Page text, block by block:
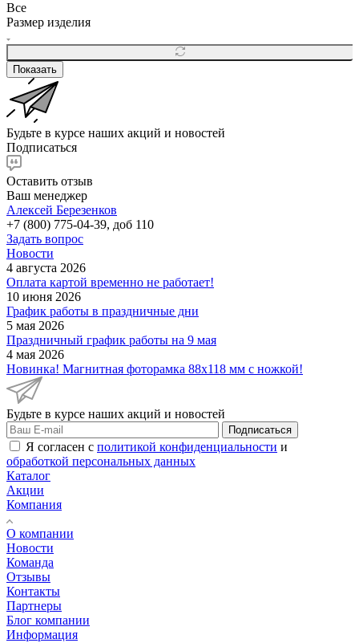
Все
Размер изделия
Показать
Будьте в курсе наших акций и новостей
Подписаться
Оставить отзыв
Ваш менеджер
Алексей Березенков
+7 (800) 775-04-39, доб 110
Задать вопрос
Новости
4 августа 2026
Оплата картой временно не работает!
10 июня 2026
График работы в праздничные дни
5 мая 2026
Праздничный график работы на 9 мая
4 мая 2026
Новинка! Магнитная фоторамка 88х118 мм с ножкой!
Будьте в курсе наших акций и новостей
Подписаться
Я согласен с политикой конфиденциальности и
обработкой персональных данных
Каталог
Акции
Компания
О компании
Новости
Команда
Отзывы
Контакты
Партнеры
Блог компании
Информация